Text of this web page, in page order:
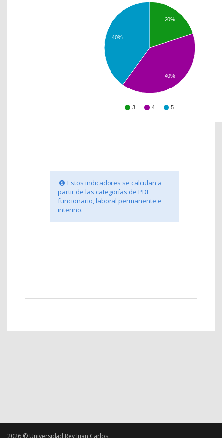
3 4 5
20%
40%
40%
Estos indicadores se calculan a
partir de las categorías de PDI
funcionario, laboral permanente e
interino.
2026 © Universidad Rey Juan Carlos